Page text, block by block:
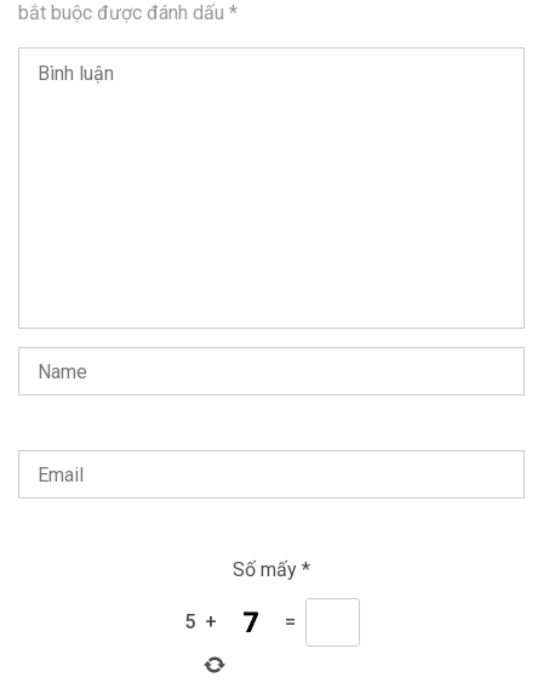
bắt buộc được đánh dấu *
Số mấy *
5 + =